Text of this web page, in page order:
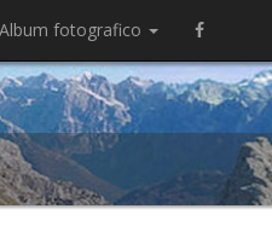
Album fotografico